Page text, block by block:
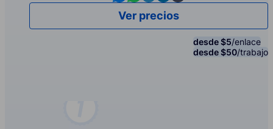
Ver precios
desde $5/enlace
desde $50/trabajo